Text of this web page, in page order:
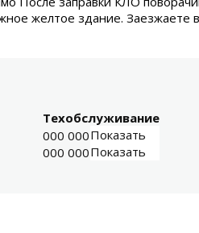
желтое здание. Заезжаете
Техобслуживание
000 000-00-03
Показать
000 000-00-04
Показать